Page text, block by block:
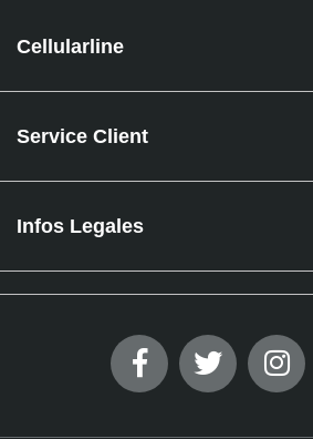
Cellularline
Service Client
Infos Legales